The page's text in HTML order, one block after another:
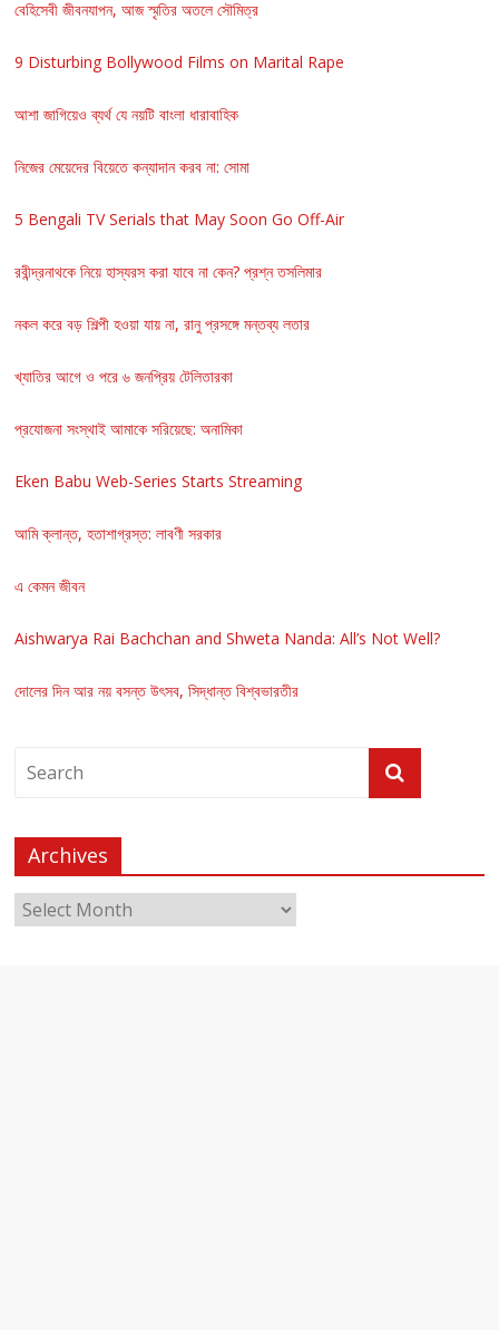
বেহিসেবী জীবনযাপন, আজ স্মৃতির অতলে সৌমিত্র
9 Disturbing Bollywood Films on Marital Rape
আশা জাগিয়েও ব্যর্থ যে নয়টি বাংলা ধারাবাহিক
নিজের মেয়েদের বিয়েতে কন্যাদান করব না: সোমা
5 Bengali TV Serials that May Soon Go Off-Air
রবীন্দ্রনাথকে নিয়ে হাস্যরস করা যাবে না কেন? প্রশ্ন তসলিমার
নকল করে বড় শিল্পী হওয়া যায় না, রানু প্রসঙ্গে মন্তব্য লতার
খ্যাতির আগে ও পরে ৬ জনপ্রিয় টেলিতারকা
প্রযোজনা সংস্থাই আমাকে সরিয়েছে: অনামিকা
Eken Babu Web-Series Starts Streaming
আমি ক্লান্ত, হতাশাগ্রস্ত: লাবণী সরকার
এ কেমন জীবন
Aishwarya Rai Bachchan and Shweta Nanda: All’s Not Well?
দোলের দিন আর নয় বসন্ত উৎসব, সিদ্ধান্ত বিশ্বভারতীর
Archives